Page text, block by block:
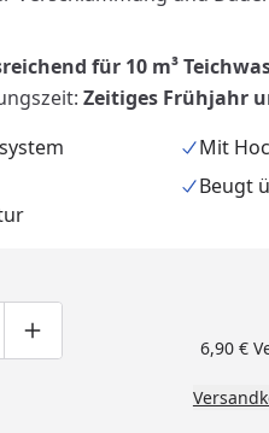
für 10 m³
Zeitiges Frühjahr
Mit
Beugt
um eins verringern
manuell eingeben
Produktmenge um eins
6,90 €